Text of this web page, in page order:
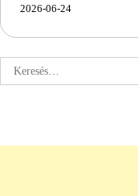
2026-06-24
Keresés: